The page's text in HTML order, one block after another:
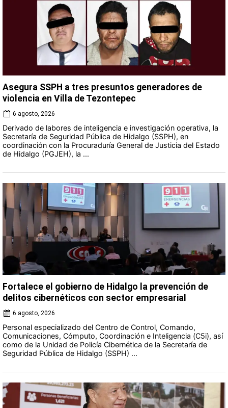
Asegura SSPH a tres presuntos generadores de
violencia en Villa de Tezontepec
6 agosto, 2026
Derivado de labores de inteligencia e investigación operativa, la
Secretaría de Seguridad Pública de Hidalgo (SSPH), en
coordinación con la Procuraduría General de Justicia del Estado
de Hidalgo (PGJEH), la ...
Fortalece el gobierno de Hidalgo la prevención de
delitos cibernéticos con sector empresarial
6 agosto, 2026
Personal especializado del Centro de Control, Comando,
Comunicaciones, Cómputo, Coordinación e Inteligencia (C5i), así
como de la Unidad de Policía Cibernética de la Secretaría de
Seguridad Pública de Hidalgo (SSPH) ...